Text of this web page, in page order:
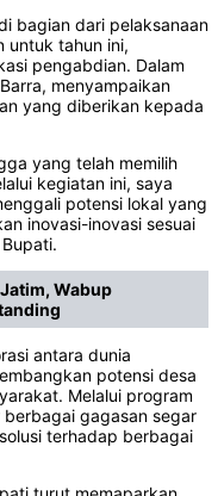
bagian dari pelaksanaan
untuk tahun ini,
pengabdian. Dalam
menyampaikan
yang diberikan kepada
yang telah memilih
kegiatan ini, saya
potensi lokal yang
inovasi-inovasi sesuai
Wabup
antara dunia
potensi desa
Melalui program
berbagai gagasan segar
terhadap berbagai